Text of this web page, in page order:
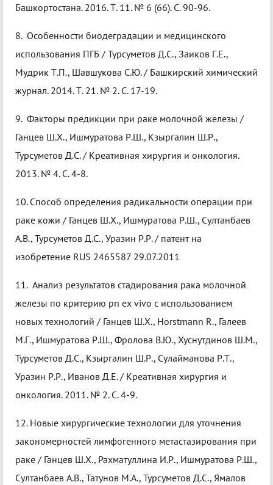
Башкортостана. 2016. Т. 11. № 6 (66). С. 90-96.
8. Особенности биодеградации и медицинского
использования ПГБ / Турсуметов Д.С., Заиков Г.Е.,
Мудрик Т.П., Шавшукова С.Ю. / Башкирский химический
журнал. 2014. Т. 21. № 2. С. 17-19.
9. Факторы предикции при раке молочной железы /
Ганцев Ш.Х., Ишмуратова Р.Ш., Кзыргалин Ш.Р.,
Турсуметов Д.С. / Креативная хирургия и онкология.
2013. № 4. С. 4-8.
10. Способ определения радикальности операции при
раке кожи / Ганцев Ш.Х., Ишмуратова Р.Ш., Султанбаев
А.В., Турсуметов Д.С., Уразин Р.Р. / патент на
изобретение RUS 2465587 29.07.2011
11. Анализ результатов стадирования рака молочной
железы по критерию pn ex vivo с использованием
новых технологий / Ганцев Ш.Х., Horstmann R., Галеев
М.Г., Ишмуратова Р.Ш., Фролова В.Ю., Хуснутдинов Ш.М.,
Турсуметов Д.С., Кзыргалин Ш.Р., Сулайманова Р.Т.,
Уразин Р.Р., Иванов Д.Е. / Креативная хирургия и
онкология. 2011. № 2. С. 4-9.
12. Новые хирургические технологии для уточнения
закономерностей лимфогенного метастазирования при
раке / Ганцев Ш.Х., Рахматуллина И.Р., Ишмуратова Р.Ш.,
Султанбаев А.В., Татунов М.А., Турсуметов Д.С., Ямалов